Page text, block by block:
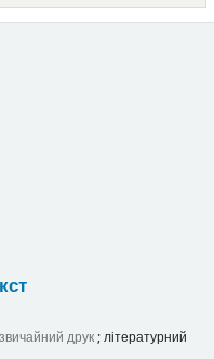
звичайний друк; літературний